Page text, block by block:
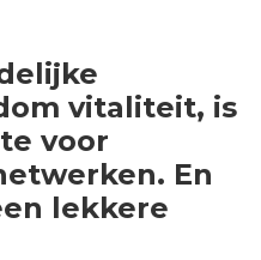
vitaliteit, is
voor
En
lekkere